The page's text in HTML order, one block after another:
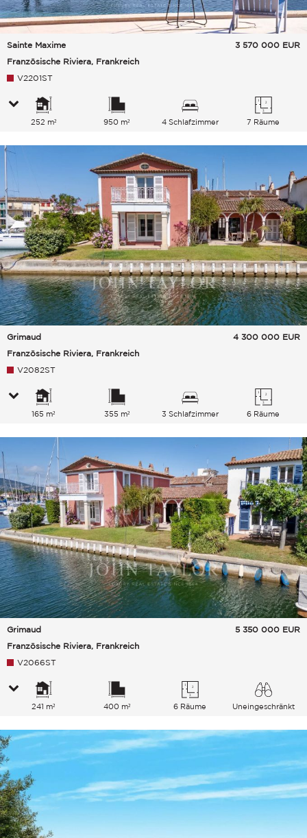
Sainte Maxime
Französische Riviera, Frankreich
3 570 000 EUR
V2201ST
252 m² 950 m² 4 Schlafzimmer 7 Räume
Grimaud
Französische Riviera, Frankreich
4 300 000 EUR
V2082ST
165 m² 355 m² 3 Schlafzimmer 6 Räume
Grimaud
Französische Riviera, Frankreich
5 350 000 EUR
V2066ST
241 m² 400 m² 6 Räume
Uneingeschränkt